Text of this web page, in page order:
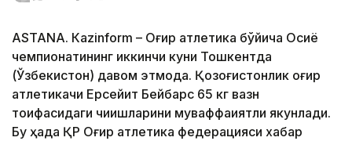
ASTANА. Кazinform – Оғир атлетика бўйича Осиё
чемпионатининг иккинчи куни Тошкентда
(Ўзбекистон) давом этмоқда. Қозоғистонлик оғир
атлетикачи Ерсейит Бейбарс 65 кг вазн
тоифасидаги чиқишларини муваффақиятли якунлади.
Бу ҳақда ҚР Оғир атлетика федерацияси хабар